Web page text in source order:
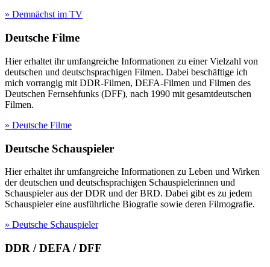
» Demnächst im TV
Deutsche Filme
Hier erhaltet ihr umfangreiche Informationen zu einer Vielzahl von
deutschen und deutschsprachigen Filmen. Dabei beschäftige ich
mich vorrangig mit DDR-Filmen, DEFA-Filmen und Filmen des
Deutschen Fernsehfunks (DFF), nach 1990 mit gesamtdeutschen
Filmen.
» Deutsche Filme
Deutsche Schauspieler
Hier erhaltet ihr umfangreiche Informationen zu Leben und Wirken
der deutschen und deutschsprachigen Schauspielerinnen und
Schauspieler aus der DDR und der BRD. Dabei gibt es zu jedem
Schauspieler eine ausführliche Biografie sowie deren Filmografie.
» Deutsche Schauspieler
DDR / DEFA / DFF